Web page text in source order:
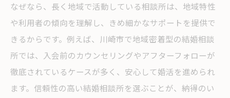
なぜなら、長く地域で活動している相談所は、地域特性
や利用者の傾向を理解し、きめ細かなサポートを提供で
きるからです。例えば、川崎市で地域密着型の結婚相談
所では、入会前のカウンセリングやアフターフォローが
徹底されているケースが多く、安心して婚活を進められ
ます。信頼性の高い結婚相談所を選ぶことが、納得のい